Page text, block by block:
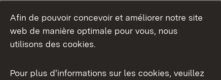
Afin de pouvoir concevoir et améliorer notre site
web de manière optimale pour vous, nous
utilisons des cookies.
Pour plus d'informations sur les cookies, veuillez